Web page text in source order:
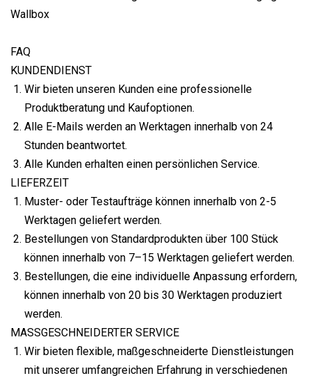
FAQ
KUNDENDIENST
Wir bieten unseren Kunden eine professionelle
Produktberatung und Kaufoptionen.
Alle E-Mails werden an Werktagen innerhalb von 24
Stunden beantwortet.
Alle Kunden erhalten einen persönlichen Service.
LIEFERZEIT
Muster- oder Testaufträge können innerhalb von 2-5
Werktagen geliefert werden.
Bestellungen von Standardprodukten über 100 Stück
können innerhalb von 7–15 Werktagen geliefert werden.
Bestellungen, die eine individuelle Anpassung erfordern,
können innerhalb von 20 bis 30 Werktagen produziert
werden.
MASSGESCHNEIDERTER SERVICE
Wir bieten flexible, maßgeschneiderte Dienstleistungen
mit unserer umfangreichen Erfahrung in verschiedenen